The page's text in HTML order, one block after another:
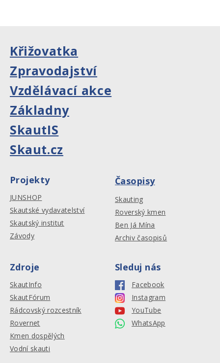
Křižovatka
Zpravodajství
Vzdělávací akce
Základny
SkautIS
Skaut.cz
Projekty
JUNSHOP
Skautské vydavatelství
Skautský institut
Závody
Časopisy
Skauting
Roverský kmen
Ben Já Mína
Archiv časopisů
Zdroje
SkautInfo
SkautFórum
Rádcovský rozcestník
Rovernet
Kmen dospělých
Vodní skauti
Sleduj nás
Facebook
Instagram
YouTube
WhatsApp